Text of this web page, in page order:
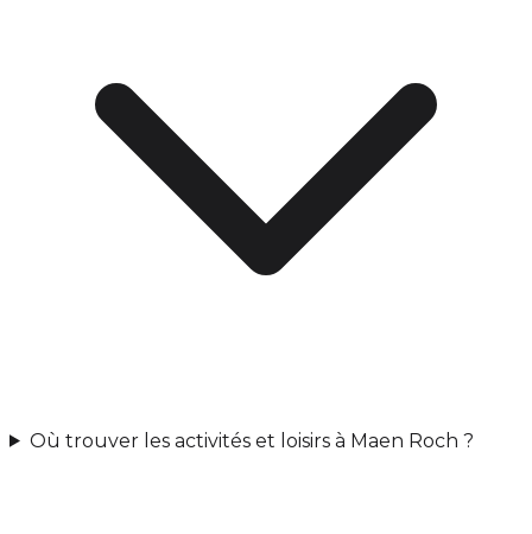
Où trouver les activités et loisirs à Maen Roch ?